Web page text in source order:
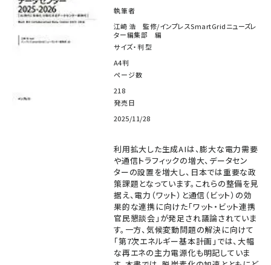
執筆者
江崎 浩 監修/インプレスSmartGridニューズレ
ター編集部 編
サイズ・判型
A4判
ページ数
218
発売日
2025/11/28
利用拡大した生成AIは、膨大な電力需要
や通信トラフィックの増大、データセン
ターの設置を増大し、日本では重要な政
策課題となっています。これらの整備を見
据え、電力（ワット）と通信（ビット）の効
果的な連携に向けた「ワット・ビット連携
官民懇談会」が発足され議論されていま
す。一方、気候変動問題の解決に向けて
「第7次エネルギー基本計画」では、大幅
な再エネの主力電源化も明記していま